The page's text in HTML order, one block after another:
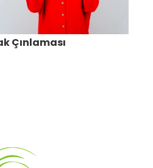
Çınlaması